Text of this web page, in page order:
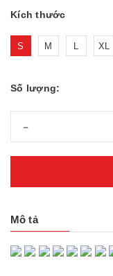
Kích thước
S M L XL
Số lượng:
-
Mô tả